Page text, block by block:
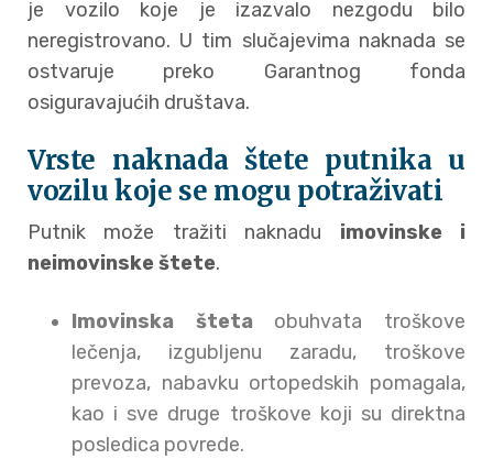
je vozilo koje je izazvalo nezgodu bilo
neregistrovano. U tim slučajevima naknada se
ostvaruje preko Garantnog fonda
osiguravajućih društava.
Vrste naknada štete putnika u
vozilu koje se mogu potraživati
Putnik može tražiti naknadu imovinske i
neimovinske štete.
Imovinska šteta obuhvata troškove
lečenja, izgubljenu zaradu, troškove
prevoza, nabavku ortopedskih pomagala,
kao i sve druge troškove koji su direktna
posledica povrede.